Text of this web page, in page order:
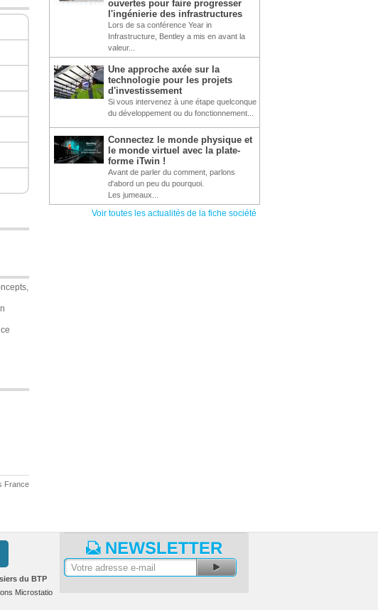
France
ouvertes pour faire progresser
l'ingénierie des infrastructures
Lors de sa conférence Year in
Infrastructure, Bentley a mis en avant la
valeur...
Une approche axée sur la
technologie pour les projets
d'investissement
Si vous intervenez à une étape quelconque
du développement ou du fonctionnement...
Connectez le monde physique et
le monde virtuel avec la plate-
forme iTwin !
Avant de parler du comment, parlons
d'abord un peu du pourquoi.
Les jumeaux...
Voir toutes les actualités de la fiche société
du BTP
Microstation